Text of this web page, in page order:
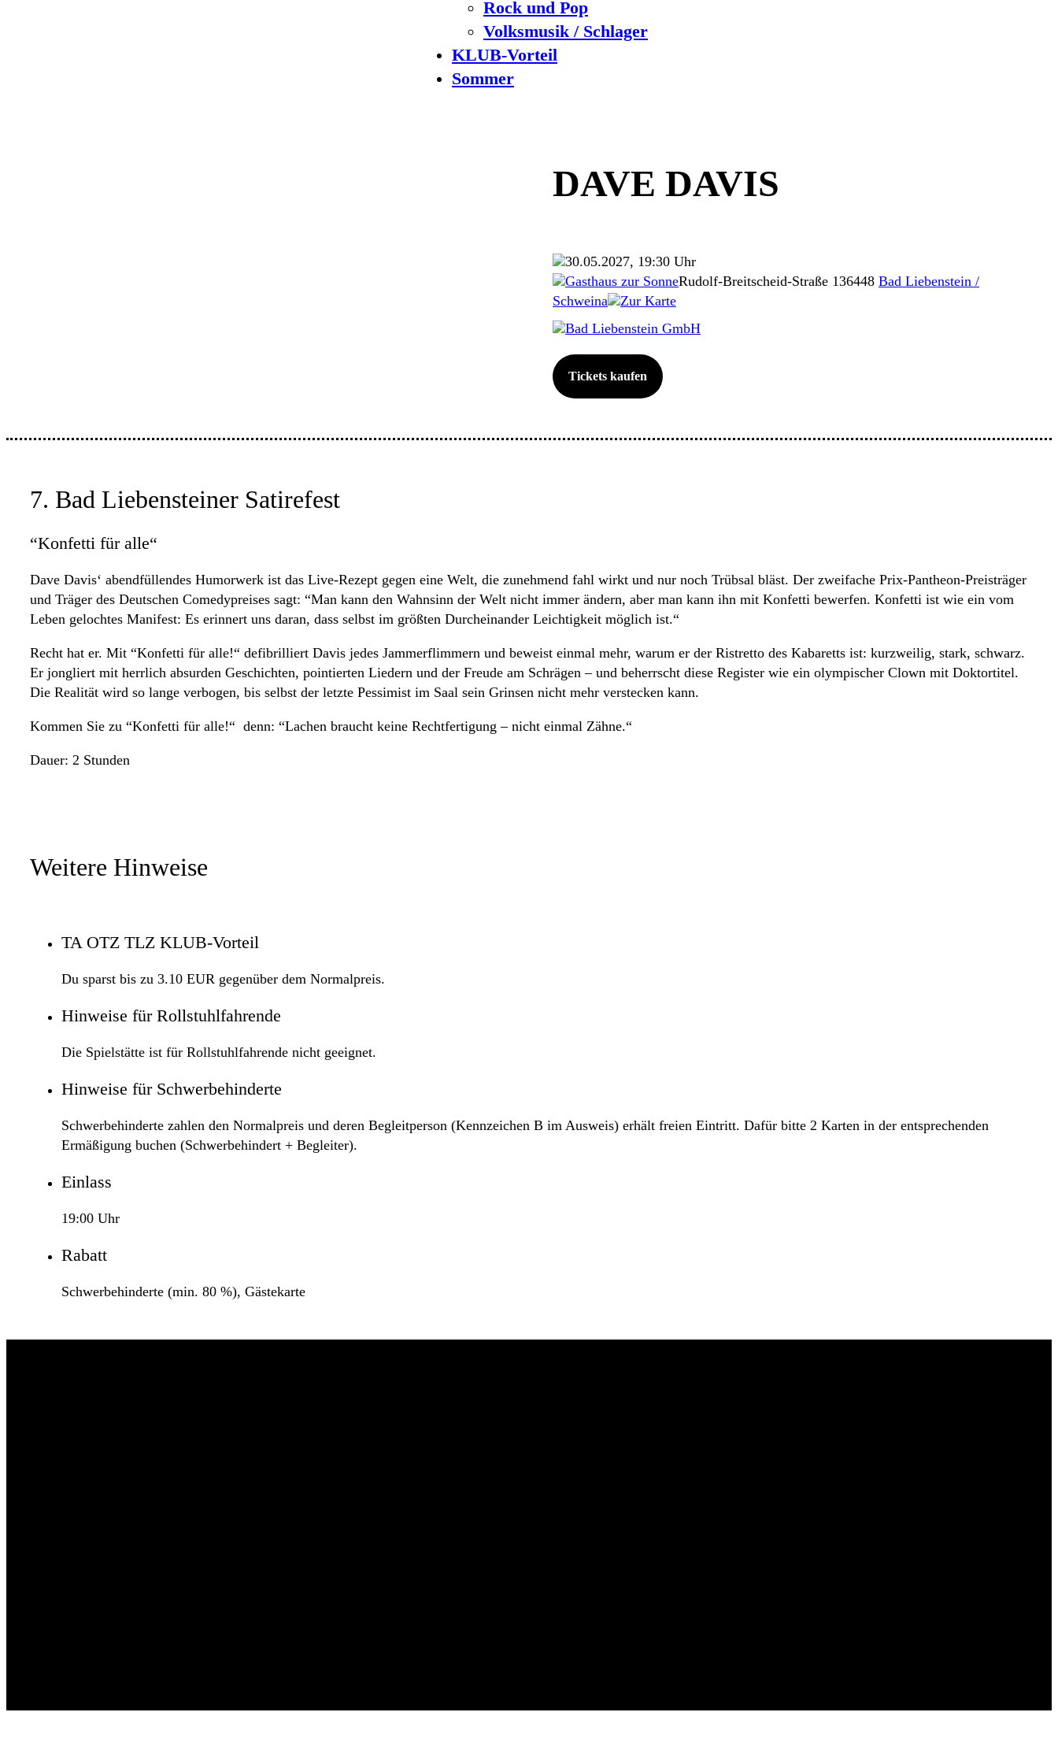
Rock und Pop
Volksmusik / Schlager
KLUB-Vorteil
Sommer
DAVE DAVIS
30.05.2027, 19:30 Uhr
Gasthaus zur SonneRudolf-Breitscheid-Straße 136448 Bad Liebenstein /
Schweina
Zur Karte
Bad Liebenstein GmbH
Tickets kaufen
7. Bad Liebensteiner Satirefest
“Konfetti für alle“
Dave Davis‘ abendfüllendes Humorwerk ist das Live-Rezept gegen eine Welt, die zunehmend fahl wirkt und nur noch Trübsal bläst. Der zweifache Prix-Pantheon-Preisträger
und Träger des Deutschen Comedypreises sagt: “Man kann den Wahnsinn der Welt nicht immer ändern, aber man kann ihn mit Konfetti bewerfen. Konfetti ist wie ein vom
Leben gelochtes Manifest: Es erinnert uns daran, dass selbst im größten Durcheinander Leichtigkeit möglich ist.“
Recht hat er. Mit “Konfetti für alle!“ defibrilliert Davis jedes Jammerflimmern und beweist einmal mehr, warum er der Ristretto des Kabaretts ist: kurzweilig, stark, schwarz.
Er jongliert mit herrlich absurden Geschichten, pointierten Liedern und der Freude am Schrägen – und beherrscht diese Register wie ein olympischer Clown mit Doktortitel.
Die Realität wird so lange verbogen, bis selbst der letzte Pessimist im Saal sein Grinsen nicht mehr verstecken kann.
Kommen Sie zu “Konfetti für alle!“  denn: “Lachen braucht keine Rechtfertigung – nicht einmal Zähne.“
Dauer: 2 Stunden
Weitere Hinweise
TA OTZ TLZ KLUB-Vorteil
Du sparst bis zu 3.10 EUR gegenüber dem Normalpreis.
Hinweise für Rollstuhlfahrende
Die Spielstätte ist für Rollstuhlfahrende nicht geeignet.
Hinweise für Schwerbehinderte
Schwerbehinderte zahlen den Normalpreis und deren Begleitperson (Kennzeichen B im Ausweis) erhält freien Eintritt. Dafür bitte 2 Karten in der entsprechenden
Ermäßigung buchen (Schwerbehindert + Begleiter).
Einlass
19:00 Uhr
Rabatt
Schwerbehinderte (min. 80 %), Gästekarte